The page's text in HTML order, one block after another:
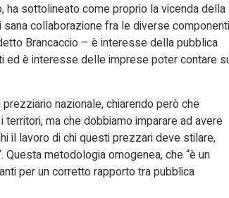
ha sottolineato come proprio la vicenda della
collaborazione fra le diverse componenti
Brancaccio – è interesse della pubblica
ed è interesse delle imprese poter contare
nazionale, chiarendo però che
ma che dobbiamo imparare ad avere
il lavoro di chi questi prezzari deve stilare,
metodologia omogenea, che “è un
per un corretto rapporto tra pubblica